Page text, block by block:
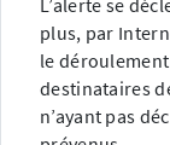
L’alerte se
plus, par
le
destinataires
n’ayant pas